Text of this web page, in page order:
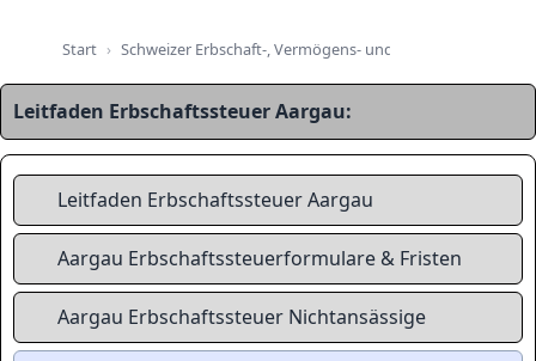
Start Schweizer Erbschaft-, Vermögens- und Immobiliensteuer-
Leitfaden Erbschaftssteuer Aargau:
Leitfaden Erbschaftssteuer Aargau
Aargau Erbschaftssteuerformulare & Fristen
Aargau Erbschaftssteuer Nichtansässige